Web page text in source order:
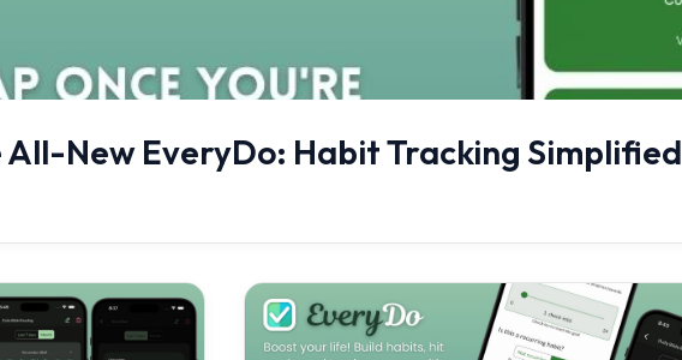
New EveryDo: Habit Tracking Simplified